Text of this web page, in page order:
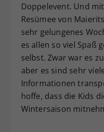
Doppelevent. Und
Resümee von
sehr gelungenes
es allen so viel Spaß
selbst. Zwar war es
aber es sind sehr
Informationen
hoffe, dass die Kids
Wintersaison